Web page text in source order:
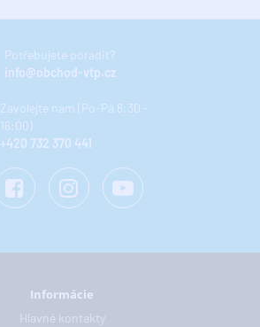
Potřebujete poradit?
info@obchod-vtp.cz
Zavolejte nám (Po-Pá 8:30 -
16:00)
+420 732 370 441
Informácie
Hlavné kontakty